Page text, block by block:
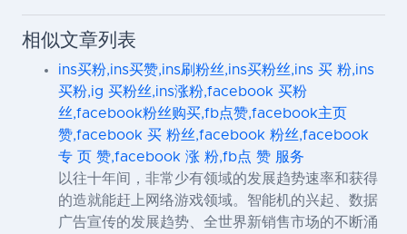
相似文章列表
ins买粉,ins买赞,ins刷粉丝,ins买粉丝,ins 买 粉,ins
买粉,ig 买粉丝,ins涨粉,facebook 买粉
丝,facebook粉丝购买,fb点赞,facebook主页
赞,facebook 买 粉丝,facebook 粉丝,facebook
专 页 赞,facebook 涨 粉,fb点 赞 服务
以往十年间，非常少有领域的发展趋势速率和获得
的造就能赶上网络游戏领域。智能机的兴起、数据
广告宣传的发展趋势、全世界新销售市场的不断涌